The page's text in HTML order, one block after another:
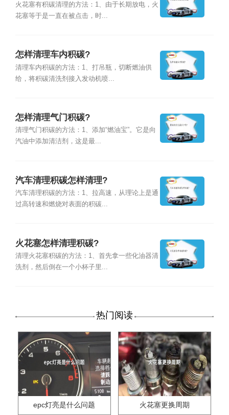
火花塞有积碳清理的方法：1、由于长期放电，火
花塞等于是一直在被点击，时...
怎样清理车内积碳?
清理车内积碳的方法：1、打吊瓶，切断燃油供
给，将积碳清洗剂接入发动机喷...
怎样清理气门积碳?
清理气门积碳的方法：1、添加“燃油宝”。它是向
汽油中添加清洁剂，这是最...
汽车清理积碳怎样清理?
汽车清理积碳的方法：1、拉高速，从理论上是通
过高转速和燃烧对表面的积碳...
火花塞怎样清理积碳?
清理火花塞积碳的方法：1、首先拿一些化油器清
洗剂，然后倒在一个小杯子里...
热门阅读
epc灯亮是什么问题 火花塞更换周期